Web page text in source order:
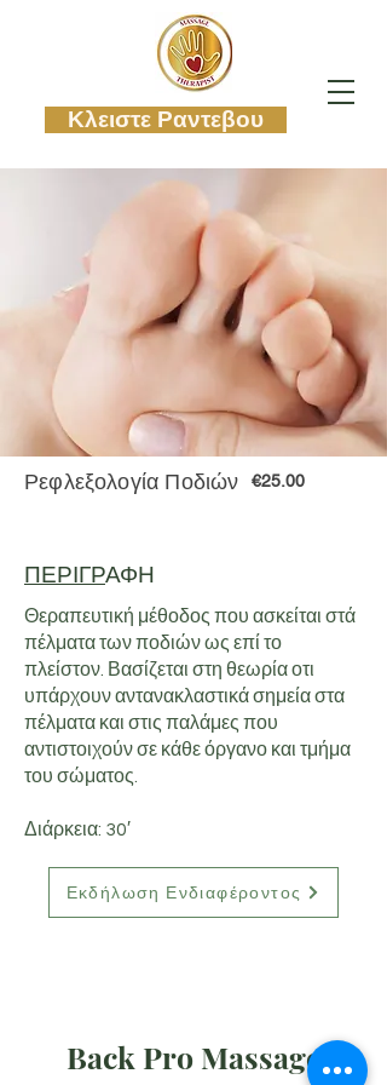
Κλειστε Ραντεβου
Ρεφλεξολογία Ποδιών €25.00
ΠΕΡΙΓΡΑΦΗ
Θεραπευτική μέθοδος που ασκείται στά
πέλματα των ποδιών ως επί το
πλείστον. Βασίζεται στη θεωρία οτι
υπάρχουν αντανακλαστικά σημεία στα
πέλματα και στις παλάμες που
αντιστοιχούν σε κάθε όργανο και τμήμα
του σώματος.
Διάρκεια: 30′
Εκδήλωση Ενδιαφέροντος
Back Pro Massage